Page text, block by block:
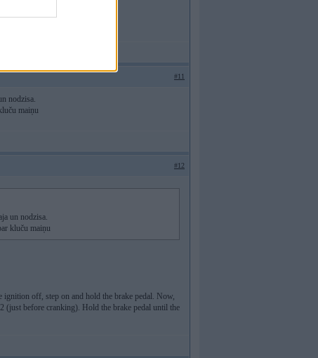
#11
nodzisa.
maiņu
#12
un nodzisa.
kluču maiņu
off, step on and hold the brake pedal. Now,
before cranking). Hold the brake pedal until the